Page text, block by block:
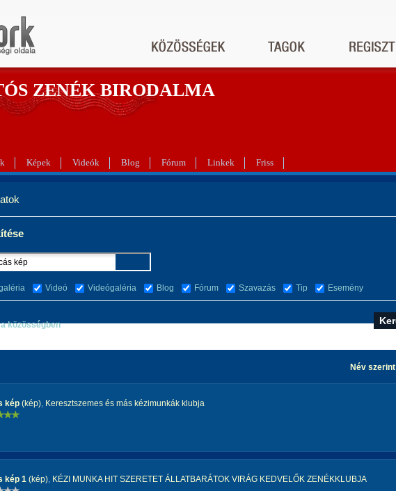
ZENÉK BIRODALMA
Képek Videók Blog Fórum Linkek Friss
Videó Videógaléria Blog Fórum Szavazás Tip Esemény
közösségben
Név szerint
kép (kép), Keresztszemes és más kézimunkák klubja
kép 1 (kép), KÉZI MUNKA HIT SZERETET ÁLLATBARÁTOK VIRÁG KEDVELŐK ZENÉKKLUBJA